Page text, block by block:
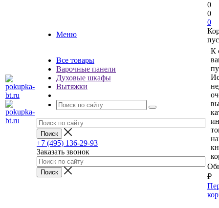
Меню
Все товары
Варочные панели
Духовые шкафы
Вытяжки
+7 (495) 136-29-93
Заказать звонок
0
0
0
К
₽